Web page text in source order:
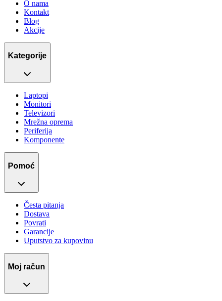
O nama
Kontakt
Blog
Akcije
Kategorije
Laptopi
Monitori
Televizori
Mrežna oprema
Periferija
Komponente
Pomoć
Česta pitanja
Dostava
Povrati
Garancije
Uputstvo za kupovinu
Moj račun